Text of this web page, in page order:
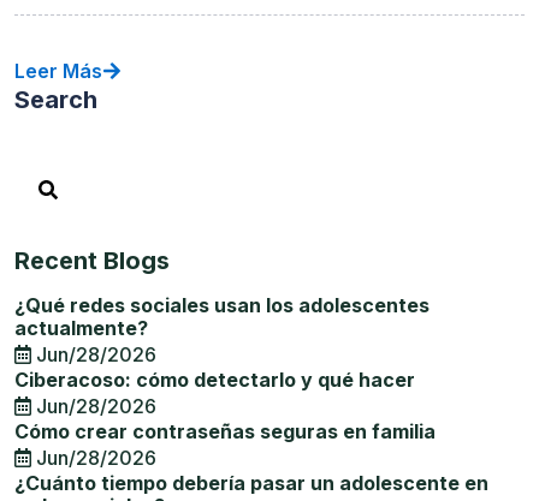
Leer Más
Search
Recent Blogs
¿Qué redes sociales usan los adolescentes
actualmente?
Jun/28/2026
Ciberacoso: cómo detectarlo y qué hacer
Jun/28/2026
Cómo crear contraseñas seguras en familia
Jun/28/2026
¿Cuánto tiempo debería pasar un adolescente en